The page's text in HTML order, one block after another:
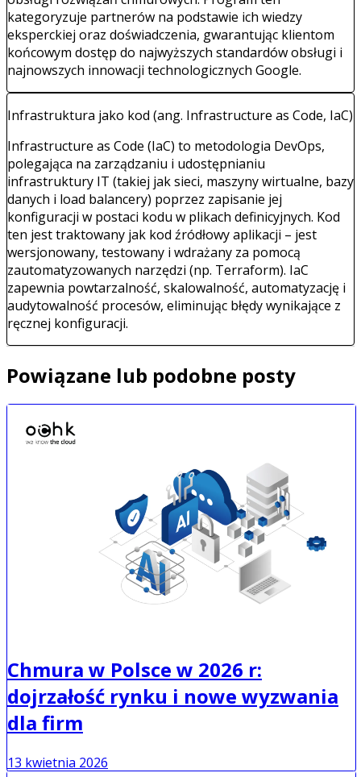
kategoryzuje partnerów na podstawie ich wiedzy
eksperckiej oraz doświadczenia, gwarantując klientom
końcowym dostęp do najwyższych standardów obsługi i
najnowszych innowacji technologicznych Google.
Infrastruktura jako kod (ang. Infrastructure as Code, IaC)
Infrastructure as Code (IaC) to metodologia DevOps,
polegająca na zarządzaniu i udostępnianiu
infrastruktury IT (takiej jak sieci, maszyny wirtualne, bazy
danych i load balancery) poprzez zapisanie jej
konfiguracji w postaci kodu w plikach definicyjnych. Kod
ten jest traktowany jak kod źródłowy aplikacji – jest
wersjonowany, testowany i wdrażany za pomocą
zautomatyzowanych narzędzi (np. Terraform). IaC
zapewnia powtarzalność, skalowalność, automatyzację i
audytowalność procesów, eliminując błędy wynikające z
ręcznej konfiguracji.
Powiązane lub podobne posty
Chmura w Polsce w 2026 r:
dojrzałość rynku i nowe wyzwania
dla firm
13 kwietnia 2026